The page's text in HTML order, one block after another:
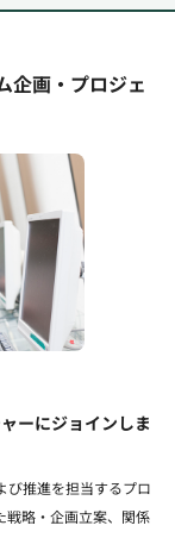
企画・プロジェ
ーにジョインしま
び推進を担当するプロ
戦略・企画立案、関係